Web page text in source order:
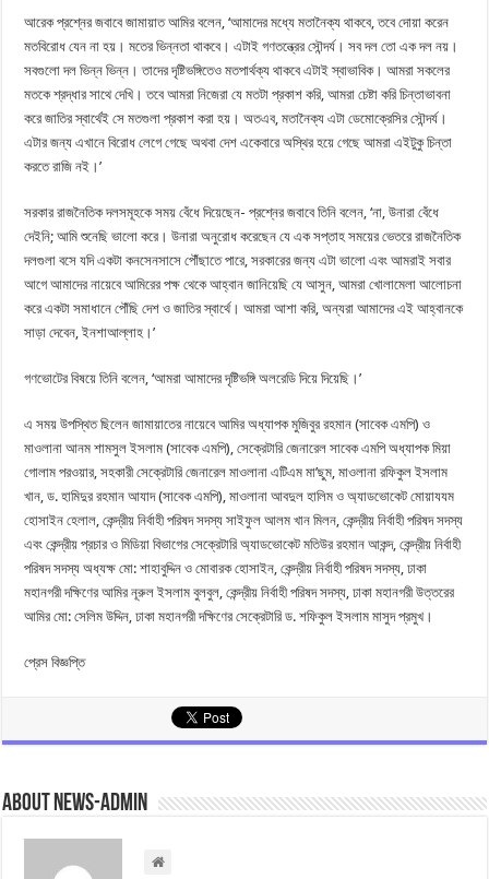
আরেক প্রশ্নের জবাবে জামায়াত আমির বলেন, ‘আমাদের মধ্যে মতানৈক্য থাকবে, তবে দোয়া করেন
মতবিরোধ যেন না হয়। মতের ভিন্নতা থাকবে। এটাই গণতন্ত্রের সৌন্দর্য। সব দল তো এক দল নয়।
সবগুলো দল ভিন্ন ভিন্ন। তাদের দৃষ্টিভঙ্গিতেও মতপার্থক্য থাকবে এটাই স্বাভাবিক। আমরা সকলের
মতকে শ্রদ্ধার সাথে দেখি। তবে আমরা নিজেরা যে মতটা প্রকাশ করি, আমরা চেষ্টা করি চিন্তাভাবনা
করে জাতির স্বার্থেই সে মতগুলা প্রকাশ করা হয়। অতএব, মতানৈক্য এটা ডেমোক্রেসির সৌন্দর্য।
এটার জন্য এখানে বিরোধ লেগে গেছে অথবা দেশ একেবারে অস্থির হয়ে গেছে আমরা এইটুকু চিন্তা
করতে রাজি নই।’
সরকার রাজনৈতিক দলসমূহকে সময় বেঁধে দিয়েছেন- প্রশ্নের জবাবে তিনি বলেন, ‘না, উনারা বেঁধে
দেইনি; আমি শুনেছি ভালো করে। উনারা অনুরোধ করেছেন যে এক সপ্তাহ সময়ের ভেতরে রাজনৈতিক
দলগুলা বসে যদি একটা কনসেনসাসে পৌঁছাতে পারে, সরকারের জন্য এটা ভালো এবং আমরাই সবার
আগে আমাদের নায়েবে আমিরের পক্ষ থেকে আহ্বান জানিয়েছি যে আসুন, আমরা খোলামেলা আলোচনা
করে একটা সমাধানে পৌঁছি দেশ ও জাতির স্বার্থে। আমরা আশা করি, অন্যরা আমাদের এই আহ্বানকে
সাড়া দেবেন, ইনশাআল্লাহ।’
গণভোটের বিষয়ে তিনি বলেন, ‘আমরা আমাদের দৃষ্টিভঙ্গি অলরেডি দিয়ে দিয়েছি।’
এ সময় উপস্থিত ছিলেন জামায়াতের নায়েবে আমির অধ্যাপক মুজিবুর রহমান (সাবেক এমপি) ও
মাওলানা আনম শামসুল ইসলাম (সাবেক এমপি), সেক্রেটারি জেনারেল সাবেক এমপি অধ্যাপক মিয়া
গোলাম পরওয়ার, সহকারী সেক্রেটারি জেনারেল মাওলানা এটিএম মা’ছুম, মাওলানা রফিকুল ইসলাম
খান, ড. হামিদুর রহমান আযাদ (সাবেক এমপি), মাওলানা আবদুল হালিম ও অ্যাডভোকেট মোয়াযযম
হোসাইন হেলাল, কেন্দ্রীয় নির্বাহী পরিষদ সদস্য সাইফুল আলম খান মিলন, কেন্দ্রীয় নির্বাহী পরিষদ সদস্য
এবং কেন্দ্রীয় প্রচার ও মিডিয়া বিভাগের সেক্রেটারি অ্যাডভোকেট মতিউর রহমান আকন্দ, কেন্দ্রীয় নির্বাহী
পরিষদ সদস্য অধ্যক্ষ মো: শাহাবুদ্দিন ও মোবারক হোসাইন, কেন্দ্রীয় নির্বাহী পরিষদ সদস্য, ঢাকা
মহানগরী দক্ষিণের আমির নূরুল ইসলাম বুলবুল, কেন্দ্রীয় নির্বাহী পরিষদ সদস্য, ঢাকা মহানগরী উত্তরের
আমির মো: সেলিম উদ্দিন, ঢাকা মহানগরী দক্ষিণের সেক্রেটারি ড. শফিকুল ইসলাম মাসুদ প্রমুখ।
প্রেস বিজ্ঞপ্তি
About news-admin